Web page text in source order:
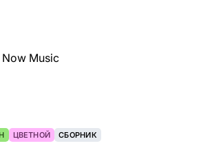
Music
ЦВЕТНОЙ СБОРНИК